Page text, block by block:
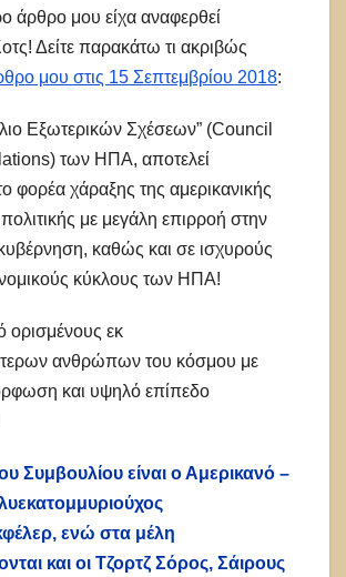
άρθρο μου είχα αναφερθεί
Δείτε παρακάτω τι ακριβώς
μου στις 15 Σεπτεμβρίου 2018:
Εξωτερικών Σχέσεων” (Council
των ΗΠΑ, αποτελεί
φορέα χάραξης της αμερικανικής
με μεγάλη επιρροή στην
καθώς και σε ισχυρούς
κύκλους των ΗΠΑ!
ορισμένους εκ
ανθρώπων του κόσμου με
και υψηλό επίπεδο
Συμβουλίου είναι ο Αμερικανό –
ενώ στα μέλη
και οι Τζορτζ Σόρος, Σάιρους